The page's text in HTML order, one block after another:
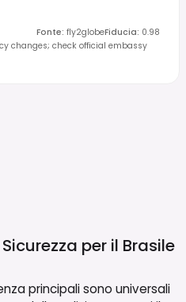
Fonte: fly2globeFiducia: 0.98
changes; check official embassy
per il Brasile
principali sono universali